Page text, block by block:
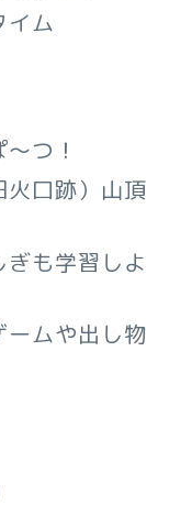
イム
つ！
口跡）山頂
も学習しよ
ームや出し物